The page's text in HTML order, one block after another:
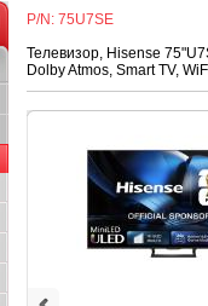
P/N: 75U7SE
Телевизор, Hisense
Dolby Atmos, Smart TV,